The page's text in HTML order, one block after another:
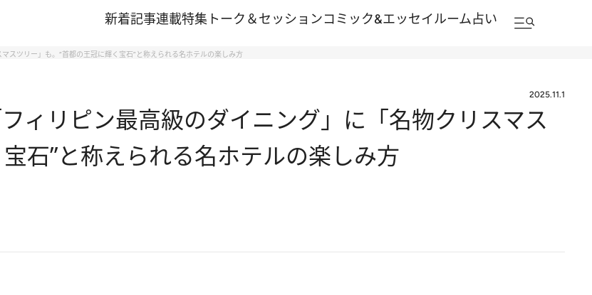
新着記事連載特集 トーク＆セッションコミック&エッセイルーム占い
スツリー」も。“首都の王冠に輝く宝石”と称えられる名ホテルの楽しみ方
2025.11.1
ィリピン最高級のダイニング」に「名物クリスマス
石”と称えられる名ホテルの楽しみ方